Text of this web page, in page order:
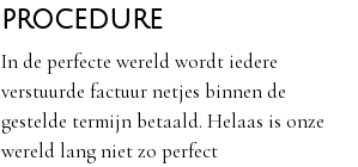
procedure
In de perfecte wereld wordt iedere
verstuurde factuur netjes binnen de
gestelde termijn betaald. Helaas is onze
wereld lang niet zo perfect